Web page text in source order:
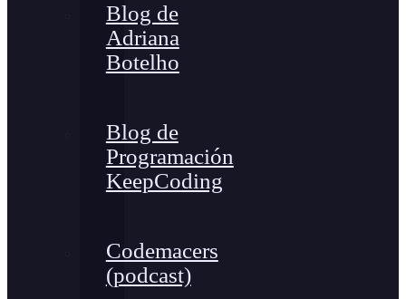
Blog de
Adriana
Botelho
Blog de
Programación
KeepCoding
Codemacers
(podcast)